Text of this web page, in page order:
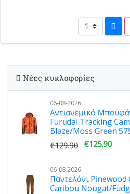
Νέες κυκλοφορίες
06-08-2026
Αντιανεμικό
Furudal Tracking
Blaze/Moss Green
€129.90 €125.90
06-08-2026
Παντελόνι
Caribou Nougat/